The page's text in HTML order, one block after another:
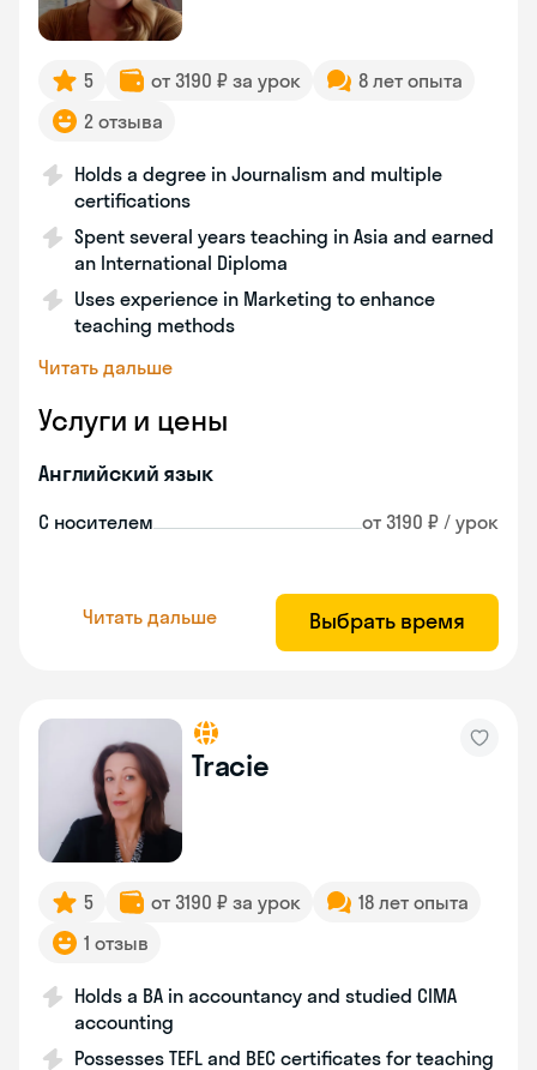
5 от 3190 ₽ за урок
8 лет опыта
2 отзыва
Holds a degree in Journalism and multiple
certifications
Spent several years teaching in Asia and earned
an International Diploma
Uses experience in Marketing to enhance
teaching methods
Читать дальше
Услуги и цены
Английский язык
С носителем от 3190 ₽ / урок
Читать дальше Выбрать время
Tracie
5 от 3190 ₽ за урок
18 лет опыта
1 отзыв
Holds a BA in accountancy and studied CIMA
accounting
Possesses TEFL and BEC certificates for teaching